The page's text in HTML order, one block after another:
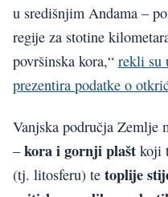
u središnjim Andama –
regije za stotine
površinska kora,“ rekli su
prezentira podatke o
Vanjska područja Zemlje
–kora i gornji plašt koji
(tj. litosferu) te toplije